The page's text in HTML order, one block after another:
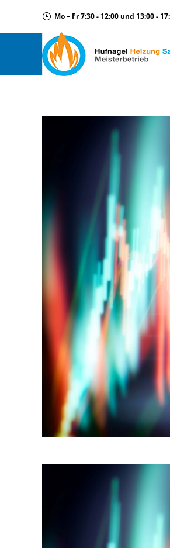
Mo – Fr 7:30 - 12:00 und 13:00 -